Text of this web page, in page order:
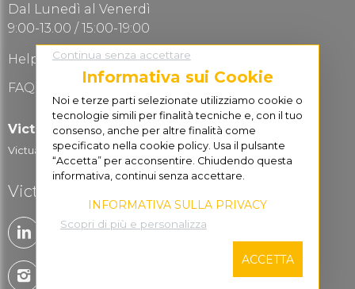
Dal Lunedì al Venerdì
9:00-13.00 / 15:00-19:00
Help Desk
FAQ Domande frequenti
Victualia for Business
Victualia Logistic...
Victualia è social
Continua senza accettare
Informativa sui Cookie
Noi e terze parti selezionate utilizziamo cookie o
tecnologie simili per finalità tecniche e, con il tuo
consenso, anche per altre finalità come
specificato nella cookie policy. Usa il pulsante
“Accetta” per acconsentire. Chiudendo questa
informativa, continui senza accettare.
INFORMATIVA SULLA PRIVACY
Scopri di più e personalizza
ACCETTA